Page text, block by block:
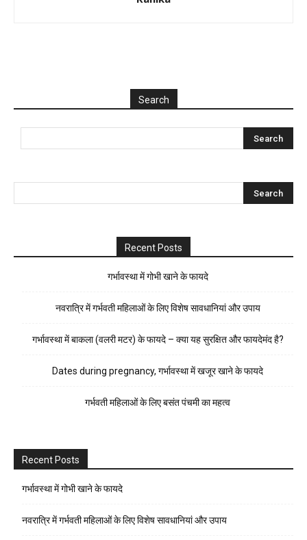
Search
Recent Posts
गर्भावस्था में गोभी खाने के फायदे
नवरात्रि में गर्भवती महिलाओं के लिए विशेष सावधानियां और उपाय
गर्भावस्था में बाकला (वलरी मटर) के फायदे – क्या यह सुरक्षित और फायदेमंद है?
Dates during pregnancy, गर्भावस्था में खजूर खाने के फायदे
गर्भवती महिलाओं के लिए बसंत पंचमी का महत्व
Recent Posts
गर्भावस्था में गोभी खाने के फायदे
नवरात्रि में गर्भवती महिलाओं के लिए विशेष सावधानियां और उपाय